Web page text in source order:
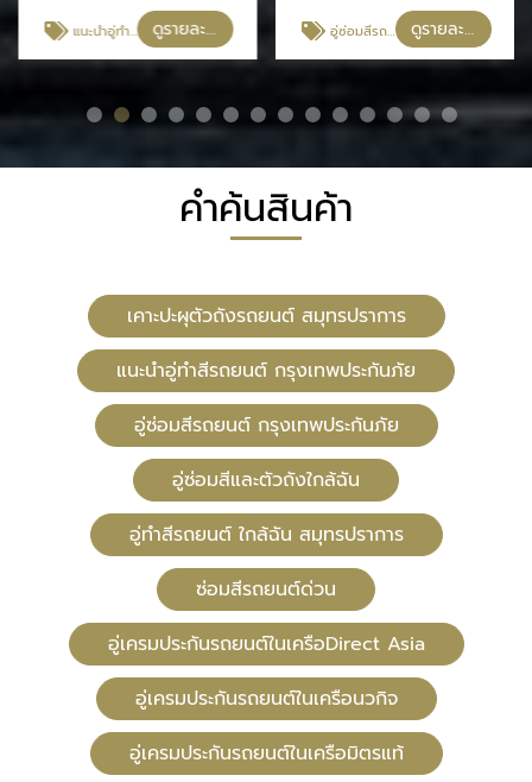
แนะนำอู่ทำสีรถยนต์ กรุงเทพประกันภัย ดูรายละเอียด อู่ซ่อมสีรถยนต์ กรุงเทพประกันภัย ดูรายละเอียด
คำค้นสินค้า
เคาะปะผุตัวถังรถยนต์ สมุทรปราการ
แนะนำอู่ทำสีรถยนต์ กรุงเทพประกันภัย
อู่ซ่อมสีรถยนต์ กรุงเทพประกันภัย
อู่ซ่อมสีและตัวถังใกล้ฉัน
อู่ทําสีรถยนต์ ใกล้ฉัน สมุทรปราการ
ซ่อมสีรถยนต์ด่วน
อู่เครมประกันรถยนต์ในเครือDirect Asia
อู่เครมประกันรถยนต์ในเครือนวกิจ
อู่เครมประกันรถยนต์ในเครือมิตรแท้